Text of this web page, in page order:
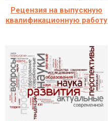
Рецензия на выпускную
квалификационную работу